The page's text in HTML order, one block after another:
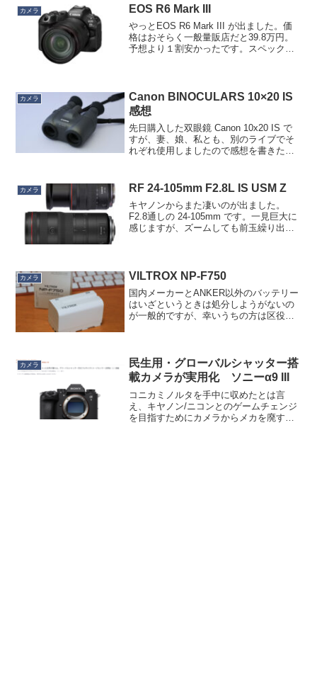
ろ、９割がた...
カメラ EOS R6 Mark III
やっとEOS R6 Mark III が出ました。価
格はおそらく一般量販店だと39.8万円。
予想より１割安かったです。スペックは
カメラ
Canon BINOCULARS 10×20 IS
感想
先日購入した双眼鏡 Canon 10x20 IS で
すが、妻、娘、私とも、別のライブでそ
れぞれ使用しましたので感想を書きたい
いるよう。従来のもの（8x25 IS）より...
カメラ RF 24-105mm F2.8L IS USM Z
キヤノンからまた凄いのが出ました。
F2.8通しの 24-105mm です。一見巨大に
感じますが、ズームしても前玉繰り出し
や、三脚座、...
カメラ VILTROX NP-F750
国内メーカーとANKER以外のバッテリー
はいざというときは処分しようがないの
が一般的ですが、幸いうちの方は区役所
カメラ
民生用・グローバルシャッター搭
載カメラが実用化 ソニーα9 III
コニカミノルタを手中に収めたとは言
え、キヤノン/ニコンとのゲームチェンジ
を目指すためにカメラからメカを廃する